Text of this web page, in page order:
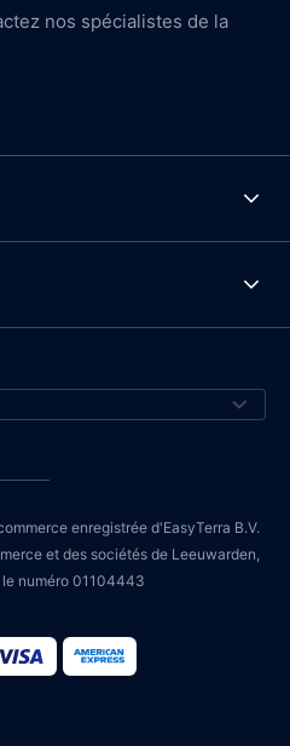
nos spécialistes de la
enregistrée d'EasyTerra B.V.
et des sociétés de Leeuwarden,
numéro 01104443